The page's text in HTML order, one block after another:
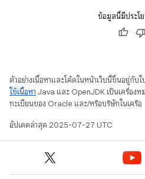
ข้อมูลนี้มีประโ
ตัวอย่างเนื้อหาและโค้ดในหน้าเว็บนี้ขึ้นอยู่กับ
ใช้เนื้อหา Java และ OpenJDK เป็นเครื่องห
ทะเบียนของ Oracle และ/หรือบริษัทในเครือ
อัปเดตล่าสุด 2025-07-27 UTC